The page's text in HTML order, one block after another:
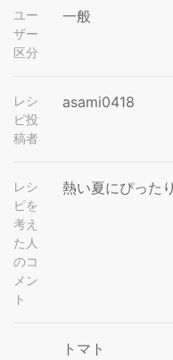
ユー
ザー
区分
一般
レシ
ピ投
稿者
asami0418
レシ
ピを
考え
た人
のコ
メン
ト
熱い夏にぴった
トマト